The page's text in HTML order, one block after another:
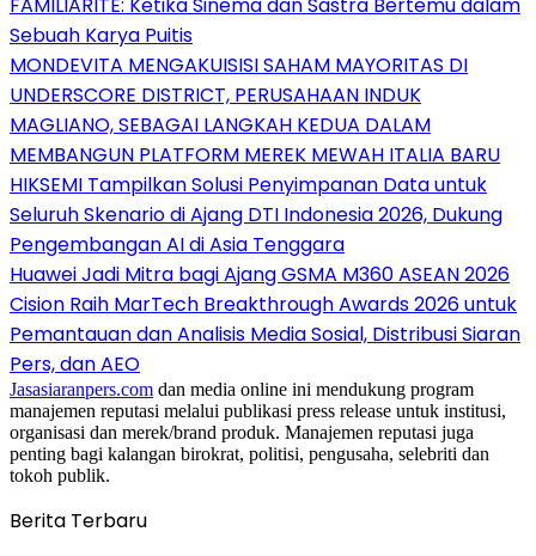
Sebuah Karya Puitis
MONDEVITA MENGAKUISISI SAHAM MAYORITAS DI
UNDERSCORE DISTRICT, PERUSAHAAN INDUK
MAGLIANO, SEBAGAI LANGKAH KEDUA DALAM
MEMBANGUN PLATFORM MEREK MEWAH ITALIA BARU
HIKSEMI Tampilkan Solusi Penyimpanan Data untuk
Seluruh Skenario di Ajang DTI Indonesia 2026, Dukung
Pengembangan AI di Asia Tenggara
Huawei Jadi Mitra bagi Ajang GSMA M360 ASEAN 2026
Cision Raih MarTech Breakthrough Awards 2026 untuk
Pemantauan dan Analisis Media Sosial, Distribusi Siaran
Pers, dan AEO
Jasasiaranpers.com dan media online ini mendukung program
manajemen reputasi melalui publikasi press release untuk institusi,
organisasi dan merek/brand produk. Manajemen reputasi juga
penting bagi kalangan birokrat, politisi, pengusaha, selebriti dan
tokoh publik.
Berita Terbaru